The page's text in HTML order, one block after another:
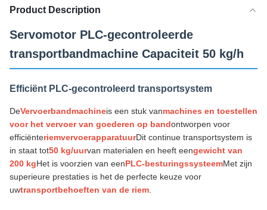
Product Description
Servomotor PLC-gecontroleerde
transportbandmachine Capaciteit 50 kg/h
Efficiënt PLC-gecontroleerd transportsystem
DeVervoerbandmachineis een stuk vanmachines en toestellen
voor het vervoer van goederen op bandontworpen voor
efficiënteriemvervoerapparatuurDit continue transportsystem is
in staat tot50 kg/uurvan materialen en heeft eengewicht van
200 kgHet is voorzien van eenPLC-besturingssysteemMet zijn
superieure prestaties is het de perfecte keuze voor
uwtransportbehoeften van de riem